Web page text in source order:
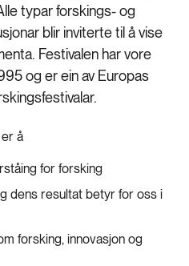
typar forskings- og
blir inviterte til å vise
Festivalen har vore
og er ein av Europas
å
for forsking
dens resultat betyr for oss i
forsking, innovasjon og